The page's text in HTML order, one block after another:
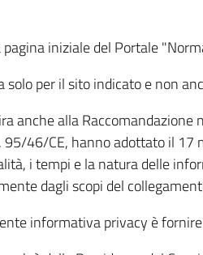
iniziale del Portale
solo per il sito indicato e non
anche alla
46/CE, hanno adottato il 17
i tempi e la natura delle
dagli scopi del
informativa privacy è